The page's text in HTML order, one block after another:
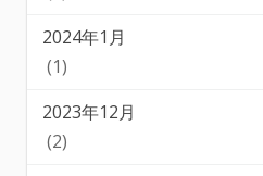
2024年1月
(1)
2023年12月
(2)